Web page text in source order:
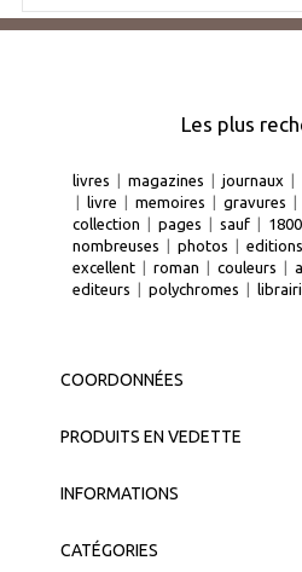
Les plus
livres | magazines | journaux |
| livre | memoires | gravures |
collection | pages | sauf | 1800
nombreuses | photos | editions
excellent | roman | couleurs |
editeurs | polychromes |
COORDONNÉES
PRODUITS EN VEDETTE
INFORMATIONS
CATÉGORIES